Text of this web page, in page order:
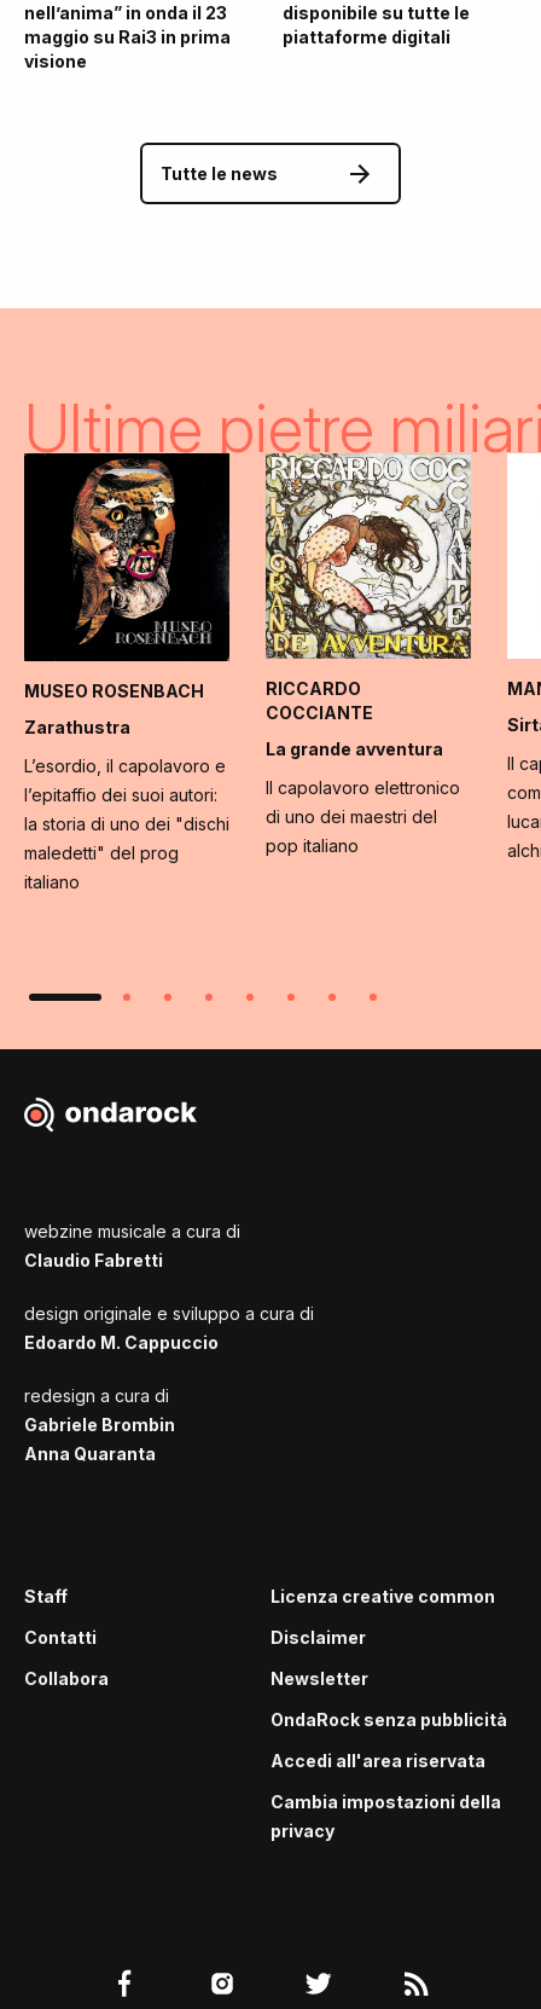
nell’anima” in onda il 23
maggio su Rai3 in prima
visione
disponibile su tutte le
piattaforme digitali
Tutte le news
Ultime pietre
MUSEO ROSENBACH
Zarathustra
L’esordio, il capolavoro e
l’epitaffio dei suoi autori:
la storia di uno dei "dischi
maledetti" del prog
italiano
RICCARDO
COCCIANTE
La grande avventura
Il capolavoro elettronico
di uno dei maestri del
pop italiano
Il
webzine musicale a cura di
Claudio Fabretti
design originale e sviluppo a cura di
Edoardo M. Cappuccio
redesign a cura di
Gabriele Brombin
Anna Quaranta
Staff
Contatti
Collabora
Licenza creative common
Disclaimer
Newsletter
OndaRock senza pubblicità
Accedi all'area riservata
Cambia impostazioni della
privacy